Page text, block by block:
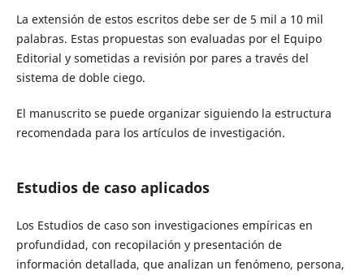
La extensión de estos escritos debe ser de 5 mil a 10 mil
palabras. Estas propuestas son evaluadas por el Equipo
Editorial y sometidas a revisión por pares a través del
sistema de doble ciego.
El manuscrito se puede organizar siguiendo la estructura
recomendada para los artículos de investigación.
Estudios de caso aplicados
Los Estudios de caso son investigaciones empíricas en
profundidad, con recopilación y presentación de
información detallada, que analizan un fenómeno, persona,